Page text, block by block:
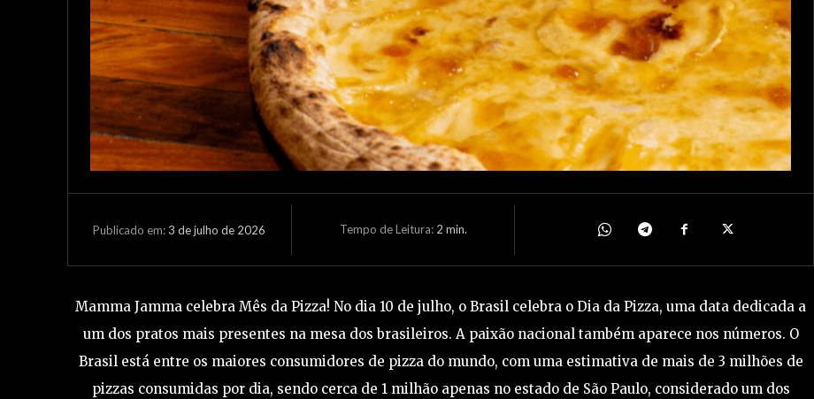
Publicado em: 3 de julho de 2026 Tempo de Leitura: 2 min.
Mamma Jamma celebra Mês da Pizza! No dia 10 de julho, o Brasil celebra o Dia da Pizza, uma data dedicada a
um dos pratos mais presentes na mesa dos brasileiros. A paixão nacional também aparece nos números. O
Brasil está entre os maiores consumidores de pizza do mundo, com uma estimativa de mais de 3 milhões de
pizzas consumidas por dia, sendo cerca de 1 milhão apenas no estado de São Paulo, considerado um dos